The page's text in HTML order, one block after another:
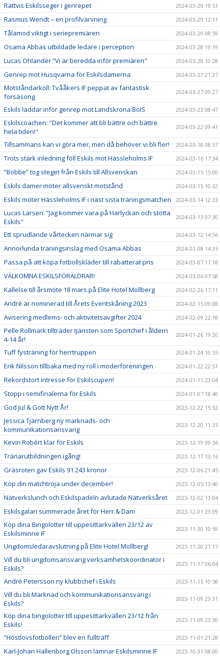
Rättvis Eskilsseger i genrepet 2024-03-29 19:51
Rasmus Wendt – en profilvärvning 2024-03-29 12:11
Tålamod viktigt i seriepremiären 2024-03-29 08:59
Osama Abbas utbildade ledare i perception 2024-03-28 19:19
Lucas Ohlander ”Vi är beredda inför premiären" 2024-03-28 10:28
Genrep mot Husqvarna för Eskilsdamerna 2024-03-27 21:27
Motståndarkoll: Tvååkers IF peppat av fantastisk
försäsong
2024-03-27 09:27
Eskils laddar inför genrep mot Landskrona BoIS 2024-03-23 08:47
Eskilscoachen: "Det kommer att bli bättre och bättre
hela tiden!"
2024-03-22 09:41
Tillsammans kan vi göra mer, men då behöver vi bli fler! 2024-03-18 08:57
Trots stark inledning föll Eskils mot Hässleholms IF 2024-03-16 17:34
”Bobbe” tog steget från Eskils till Allsvenskan 2024-03-15 15:00
Eskils damer möter allsvenskt motstånd 2024-03-15 10:32
Eskils möter Hässleholms IF i näst sista träningsmatchen 2024-03-14 12:33
Lucas Larsen: ”Jag kommer vara på Harlyckan och stötta
Eskils"
2024-03-13 07:30
Ett sprudlande vårtecken närmar sig 2024-03-12 14:56
Annorlunda träningsinslag med Osama Abbas 2024-03-08 14:35
Passa på att köpa fotbollskläder till rabatterat pris 2024-03-07 17:18
VÄLKOMNA ESKILSFÖRÄLDRAR! 2024-03-06 07:58
Kallelse till årsmöte 18 mars på Elite Hotel Mollberg 2024-02-26 17:11
André är nominerad till Årets Eventskåning 2023 2024-02-15 09:08
Avisering medlems- och aktivitetsavgifter 2024 2024-02-09 22:18
Pelle Rollmark tillträder tjänsten som Sportchef i åldern
4-14 år!
2024-01-26 19:20
Tuff fysträning för herrtruppen 2024-01-24 10:55
Erik Nilsson tillbaka med ny roll i moderföreningen 2024-01-22 22:51
Rekordstort intresse för Eskilscupen! 2024-01-11 23:04
Stopp i semifinalerna för Eskils 2024-01-07 18:40
God Jul & Gott Nytt År! 2023-12-22 15:32
Jessica Tjärnberg ny marknads- och
kommunikationsansvarig
2023-12-20 11:35
Kevin Robért klar för Eskils 2023-12-19 09:56
Tränarutbildningen igång! 2023-12-17 13:16
Gräsroten gav Eskils 91 243 kronor 2023-12-06 21:45
Köp din matchtröja under december! 2023-12-05 13:40
Nätverkslunch och Eskilspadeln avlutade Nätverksåret 2023-12-02 13:04
Eskilsgalan summerade året för Herr & Dam 2023-12-01 23:09
Köp dina Bingolotter till uppesittarkvällen 23/12 av
Eskilsminne IF
2023-11-30 10:59
Ungdomsledaravslutning på Elite Hotel Mollberg! 2023-11-20 21:17
Vill du bli ungdomsansvarig verksamhetskoordinator i
Eskils?
2023-11-17 06:04
André Petersson ny klubbchef i Eskils 2023-11-15 10:58
Vill du bli Marknad och kommunikationsansvarig i
Eskils?
2023-11-09 23:31
Köp dina bingolotter till uppesittarkvällen 23/12 från
Eskils!
2023-11-09 23:30
”Höstlovsfotbollen” blev en fullträff 2023-11-01 21:28
Karl-Johan Hallenborg Olsson lämnar Eskilsminne IF 2023-10-31 08:00